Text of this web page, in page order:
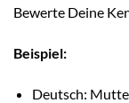
Bewerte Deine
Beispiel:
Deutsch: